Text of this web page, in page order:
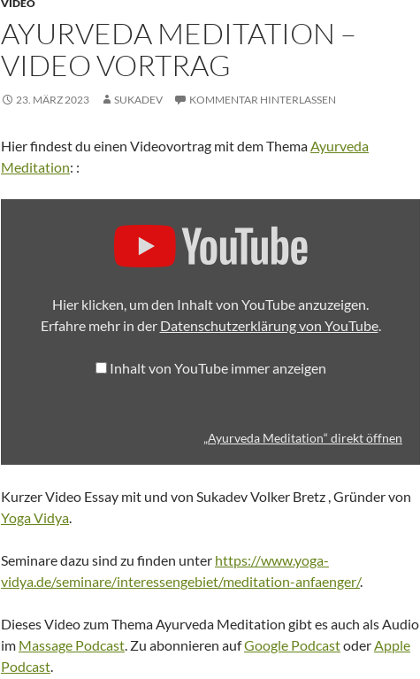
VIDEO
AYURVEDA MEDITATION –
VIDEO VORTRAG
23. MÄRZ 2023 SUKADEV KOMMENTAR HINTERLASSEN
Hier findest du einen Videovortrag mit dem ThemaAyurveda
Meditation: :
Hier klicken, um den Inhalt von YouTube anzuzeigen.
Erfahre mehr in der Datenschutzerklärung von YouTube.
Inhalt von YouTube immer anzeigen
„Ayurveda Meditation“ direkt öffnen
Kurzer Video Essay mit und von Sukadev Volker Bretz , Gründer von
Yoga Vidya.
Seminare dazu sind zu finden unter https://www.yoga-
vidya.de/seminare/interessengebiet/meditation-anfaenger/.
Dieses Video zum Thema Ayurveda Meditation gibt es auch als Audio
im Massage Podcast. Zu abonnieren aufGoogle PodcastoderApple
Podcast.